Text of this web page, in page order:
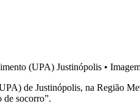
(UPA) Justinópolis •
de Justinópolis, na Região
socorro”.